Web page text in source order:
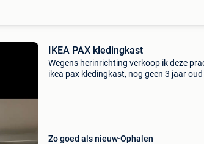
IKEA PAX kledingkast
Wegens herinrichting verkoop ik deze
ikea pax kledingkast, nog geen 3 jaar oud
Zo goed als nieuw Ophalen